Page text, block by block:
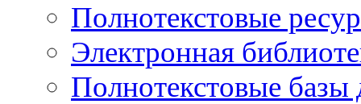
Полнотекстовые
Электронная
Полнотекстовые